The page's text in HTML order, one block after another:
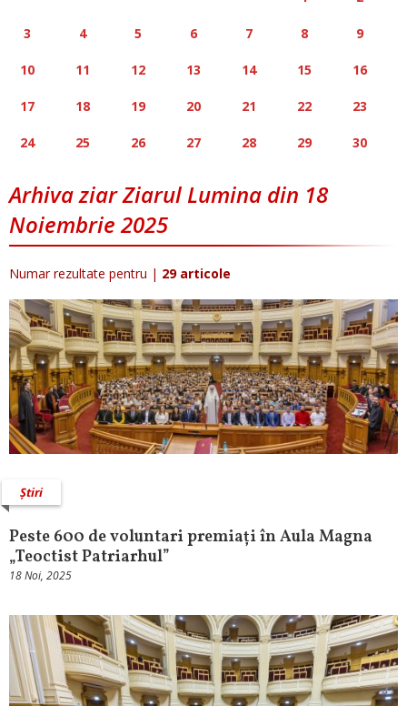
3 4 5 6 7 8 9
10 11 12 13 14 15 16
17 18 19 20 21 22 23
24 25 26 27 28 29 30
Arhiva ziar Ziarul Lumina din 18
Noiembrie 2025
Numar rezultate pentru | 29 articole
Știri
Peste 600 de voluntari premiați în Aula Magna
„Teoctist Patriarhul”
18 Noi, 2025